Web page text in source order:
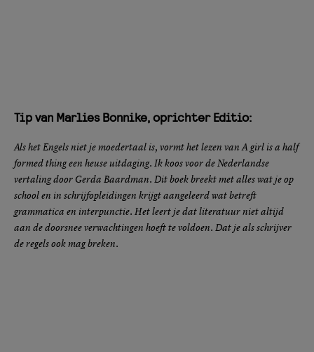
Tip van Marlies Bonnike, oprichter Editio:
Als het Engels niet je moedertaal is, vormt het lezen van A girl is a half
formed thing een heuse uitdaging. Ik koos voor de Nederlandse
vertaling door Gerda Baardman. Dit boek breekt met alles wat je op
school en in schrijfopleidingen krijgt aangeleerd wat betreft
grammatica en interpunctie. Het leert je dat literatuur niet altijd
aan de doorsnee verwachtingen hoeft te voldoen. Dat je als schrijver
de regels ook mag breken.